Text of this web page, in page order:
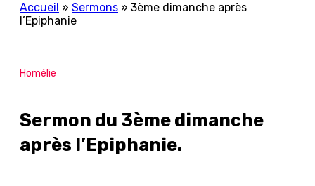
Accueil » Sermons » 3ème dimanche après
l’Epiphanie
Homélie
Sermon du 3ème dimanche
après l’Epiphanie.